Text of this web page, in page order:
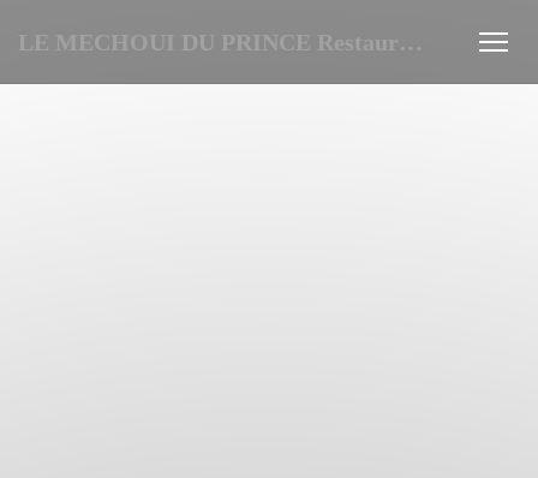
LE MECHOUI DU PRINCE Restaurant Marocain à Paris